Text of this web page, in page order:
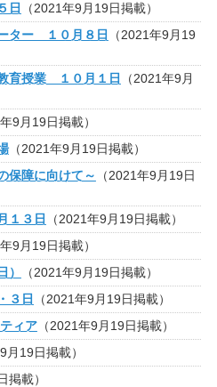
日
（2021年9月19日掲載）
ター １０月８日
（2021年9月19
育授業 １０月１日
（2021年9月
9月19日掲載）
（2021年9月19日掲載）
保障に向けて～
（2021年9月19日
１３日
（2021年9月19日掲載）
9月19日掲載）
（2021年9月19日掲載）
３日
（2021年9月19日掲載）
ィア（2021年9月19日掲載）
月19日掲載）
掲載）